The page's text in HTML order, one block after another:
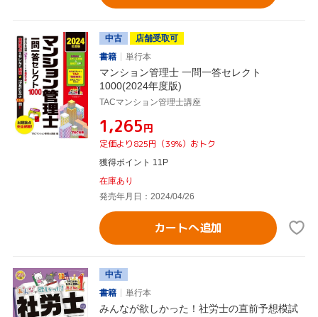
中古
店舗受取可
書籍
単行本
マンション管理士 一問一答セレクト
1000(2024年度版)
TACマンション管理士講座
¥1,265円
定価より825円（39%）おトク
獲得ポイント 11P
在庫あり
発売年月日：2024/04/26
カートへ追加
中古
書籍
単行本
みんなが欲しかった！社労士の直前予想模試